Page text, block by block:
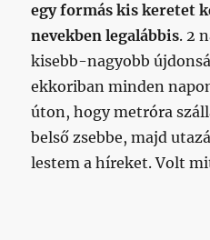
egy formás kis keretet
nevekben legalábbis. 2
kisebb-nagyobb
ekkoriban minden
úton, hogy metróra
belső zsebbe, majd
lestem a híreket. Volt